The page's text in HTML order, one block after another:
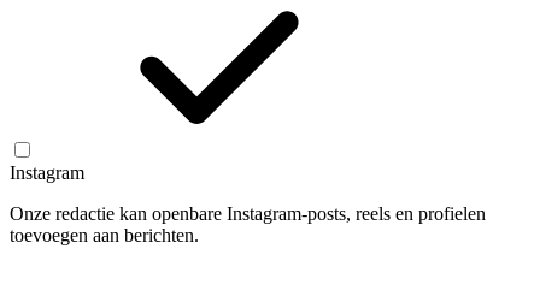
Instagram
Onze redactie kan openbare Instagram-posts, reels en profielen
toevoegen aan berichten.